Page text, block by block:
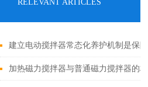
RELEVANT ARTICLES
建立电动搅拌器常态化养护机制是保
加热磁力搅拌器与普通磁力搅拌器的